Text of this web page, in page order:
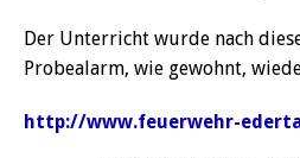
Der Unterricht wurde nach
Probealarm, wie gewohnt,
http://www.feuerwehr-